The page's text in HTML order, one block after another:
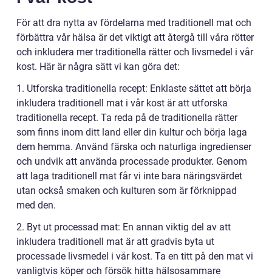
För att dra nytta av fördelarna med traditionell mat och
förbättra vår hälsa är det viktigt att återgå till våra rötter
och inkludera mer traditionella rätter och livsmedel i vår
kost. Här är några sätt vi kan göra det:
1. Utforska traditionella recept: Enklaste sättet att börja
inkludera traditionell mat i vår kost är att utforska
traditionella recept. Ta reda på de traditionella rätter
som finns inom ditt land eller din kultur och börja laga
dem hemma. Använd färska och naturliga ingredienser
och undvik att använda processade produkter. Genom
att laga traditionell mat får vi inte bara näringsvärdet
utan också smaken och kulturen som är förknippad
med den.
2. Byt ut processad mat: En annan viktig del av att
inkludera traditionell mat är att gradvis byta ut
processade livsmedel i vår kost. Ta en titt på den mat vi
vanligtvis köper och försök hitta hälsosammare